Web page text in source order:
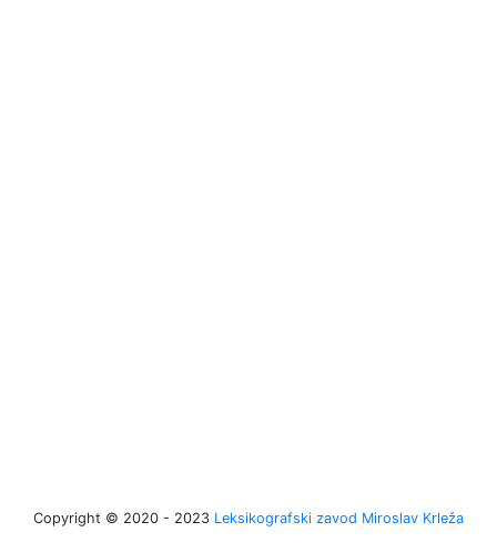
Copyright © 2020 - 2023 Leksikografski zavod Miroslav Krleža